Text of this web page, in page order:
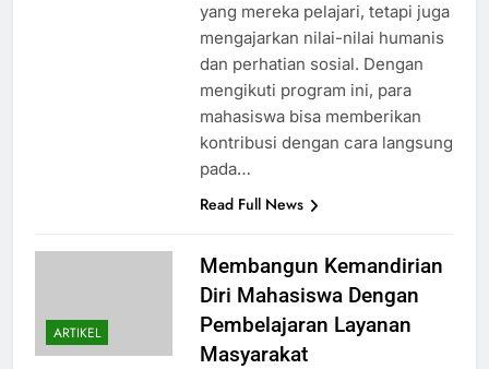
yang mereka pelajari, tetapi juga
mengajarkan nilai-nilai humanis
dan perhatian sosial. Dengan
mengikuti program ini, para
mahasiswa bisa memberikan
kontribusi dengan cara langsung
pada…
Read Full News
ARTIKEL
Membangun Kemandirian
Diri Mahasiswa Dengan
Pembelajaran Layanan
Masyarakat